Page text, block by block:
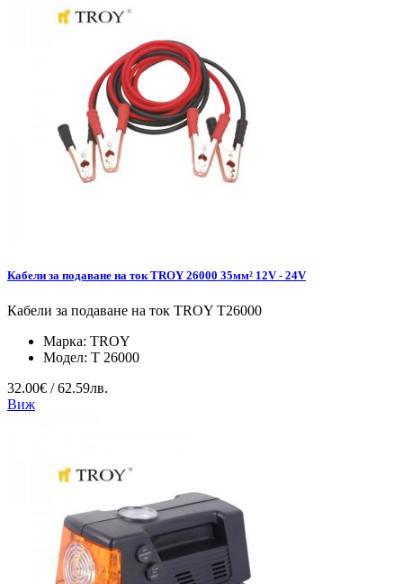
Кабели за подаване на ток TROY 26000 35мм² 12V - 24V
Кабели за подаване на ток TROY T26000
Марка: TROY
Модел: T 26000
32.00€ / 62.59лв.
Виж